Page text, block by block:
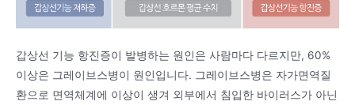
갑상선 기능 항진증이 발병하는 원인은 사람마다 다르지만, 60%
이상은 그레이브스병이 원인입니다. 그레이브스병은 자가면역질
환으로 면역체계에 이상이 생겨 외부에서 침입한 바이러스가 아닌